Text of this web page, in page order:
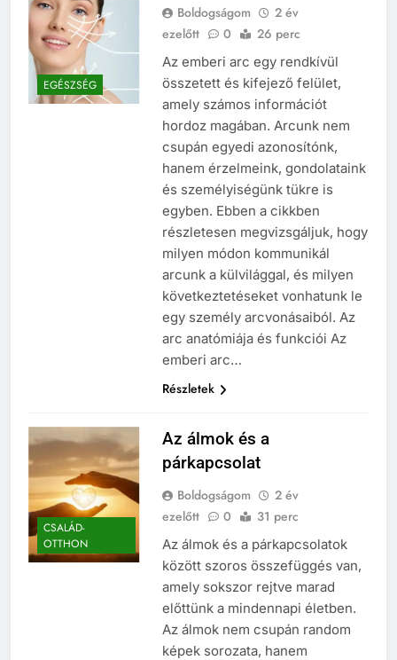
EGÉSZSÉG
Boldogságom
2 év
ezelőtt
0 26 perc
Az emberi arc egy rendkívül
összetett és kifejező felület,
amely számos információt
hordoz magában. Arcunk nem
csupán egyedi azonosítónk,
hanem érzelmeink, gondolataink
és személyiségünk tükre is
egyben. Ebben a cikkben
részletesen megvizsgáljuk, hogy
milyen módon kommunikál
arcunk a külvilággal, és milyen
következtetéseket vonhatunk le
egy személy arcvonásaiból. Az
arc anatómiája és funkciói Az
emberi arc…
Részletek
CSALÁD-
OTTHON
Az álmok és a
párkapcsolat
Boldogságom
2 év
ezelőtt
0 31 perc
Az álmok és a párkapcsolatok
között szoros összefüggés van,
amely sokszor rejtve marad
előttünk a mindennapi életben.
Az álmok nem csupán random
képek sorozata, hanem